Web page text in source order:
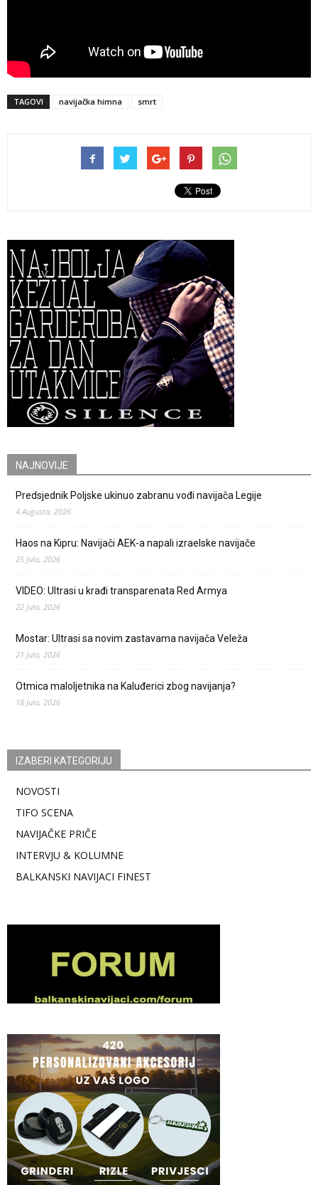
TAGOVI navijačka himna smrt
NAJNOVIJE
Predsjednik Poljske ukinuo zabranu vođi navijača Legije
4 Augusta, 2026
Haos na Kipru: Navijači AEK-a napali izraelske navijače
25 Jula, 2026
VIDEO: Ultrasi u krađi transparenata Red Armya
22 Jula, 2026
Mostar: Ultrasi sa novim zastavama navijača Veleža
21 Jula, 2026
Otmica maloljetnika na Kaluđerici zbog navijanja?
18 Jula, 2026
IZABERI KATEGORIJU
NOVOSTI
TIFO SCENA
NAVIJAČKE PRIČE
INTERVJU & KOLUMNE
BALKANSKI NAVIJACI FINEST